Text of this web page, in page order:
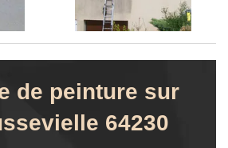
de peinture sur
64230